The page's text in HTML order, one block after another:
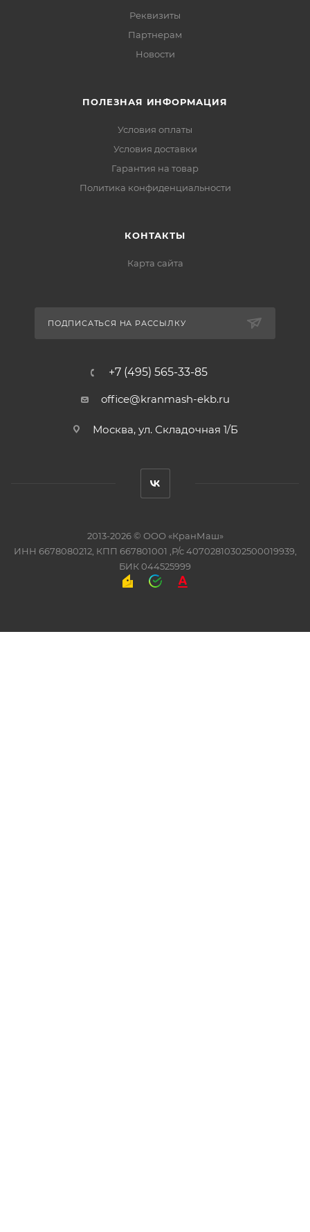
Реквизиты
Партнерам
Новости
ПОЛЕЗНАЯ ИНФОРМАЦИЯ
Условия оплаты
Условия доставки
Гарантия на товар
Политика конфиденциальности
КОНТАКТЫ
Карта сайта
ПОДПИСАТЬСЯ НА РАССЫЛКУ
+7 (495) 565-33-85
office@kranmash-ekb.ru
Москва, ул. Складочная 1/Б
2013-2026 © ООО «КранМаш»
ИНН 6678080212, КПП 667801001 ,Р/с 40702810302500019939,
БИК 044525999